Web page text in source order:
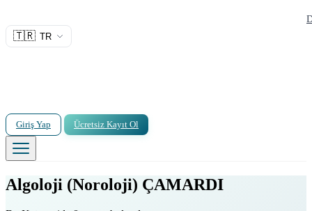
🇹🇷 TR
Giriş Yap Ücretsiz Kayıt Ol
Algoloji (Noroloji) ÇAMARDI